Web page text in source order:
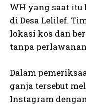
WH yang saat itu
di Desa Lelilef.
lokasi kos dan
tanpa
Dalam
ganja tersebut
Instagram